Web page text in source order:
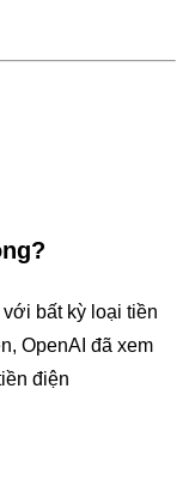
bất kỳ loại tiền
OpenAI đã xem
điện